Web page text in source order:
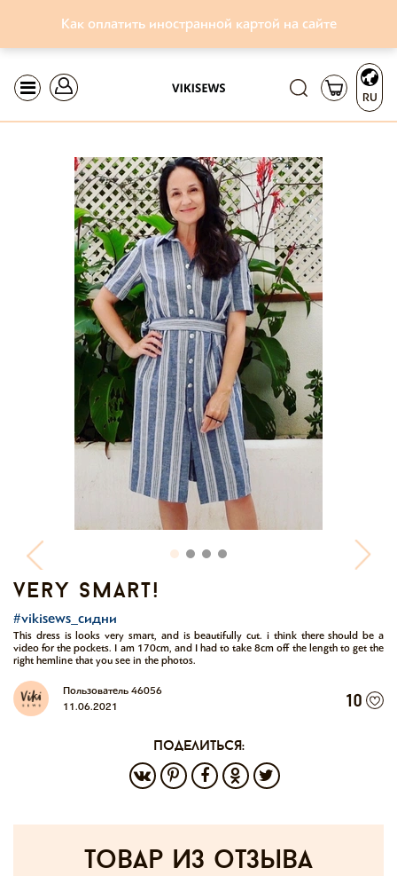
Как оплатить иностранной картой на сайте
RU
very smart!
#vikisews_сидни
This dress is looks very smart, and is beautifully cut. i think there should be a
video for the pockets. I am 170cm, and I had to take 8cm off the length to get the
right hemline that you see in the photos.
Пользователь 46056
11.06.2021
10
поделиться:
товар из отзыва